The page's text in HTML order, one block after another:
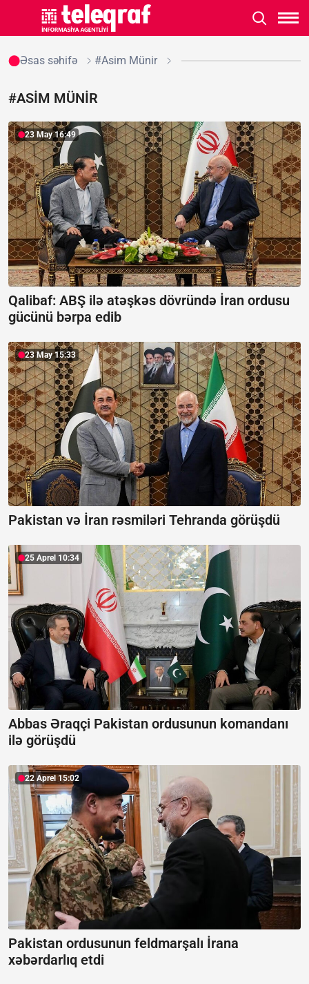
Əsas səhifə #Asim Münir
#ASIM MÜNIR
23 May 16:49
Qalibaf: ABŞ ilə atəşkəs dövründə İran ordusu
gücünü bərpa edib
23 May 15:33
Pakistan və İran rəsmiləri Tehranda görüşdü
25 Aprel 10:34
Abbas Əraqçi Pakistan ordusunun komandanı
ilə görüşdü
22 Aprel 15:02
Pakistan ordusunun feldmarşalı İrana
xəbərdarlıq etdi